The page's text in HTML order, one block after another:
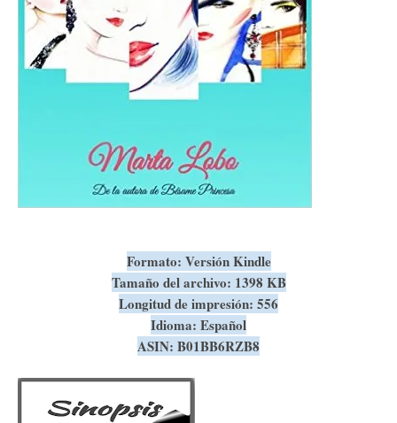
Formato: Versión Kindle
Tamaño del archivo: 1398 KB
Longitud de impresión: 556
Idioma: Español
ASIN: B01BB6RZB8